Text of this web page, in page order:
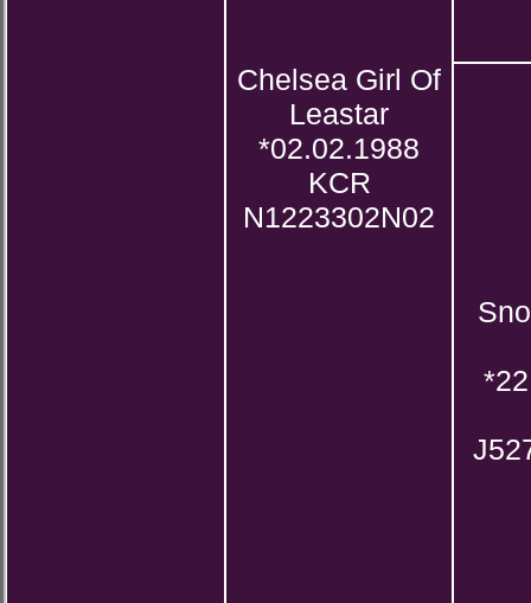
Chelsea Girl Of
Leastar
*02.02.1988
KCR
N1223302N02